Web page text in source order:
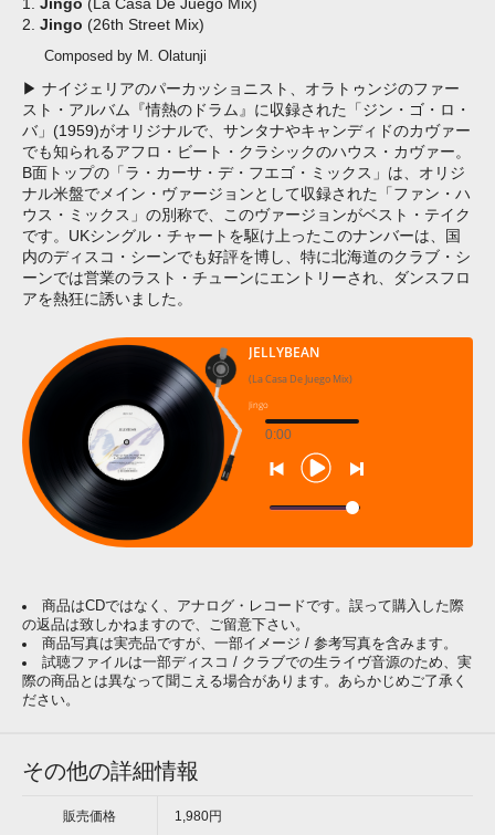
2. Jingo (26th Street Mix)
Composed by M. Olatunji
▶ ナイジェリアのパーカッショニスト、オラトゥンジのファー
スト・アルバム『情熱のドラム』に収録された「ジン・ゴ・ロ・
バ」(1959)がオリジナルで、サンタナやキャンディドのカヴァー
でも知られるアフロ・ビート・クラシックのハウス・カヴァー。
B面トップの「ラ・カーサ・デ・フエゴ・ミックス」は、オリジ
ナル米盤でメイン・ヴァージョンとして収録された「ファン・ハ
ウス・ミックス」の別称で、このヴァージョンがベスト・テイク
です。UKシングル・チャートを駆け上ったこのナンバーは、国
内のディスコ・シーンでも好評を博し、特に北海道のクラブ・シ
ーンでは営業のラスト・チューンにエントリーされ、ダンスフロ
アを熱狂に誘いました。
JELLYBEAN
(La Casa De Juego Mix)
Jingo
0:00
商品はCDではなく、アナログ・レコードです。誤って購入した際
の返品は致しかねますので、ご留意下さい。
商品写真は実売品ですが、一部イメージ / 参考写真を含みます。
試聴ファイルは一部ディスコ / クラブでの生ライヴ音源のため、実
際の商品とは異なって聞こえる場合があります。あらかじめご了承く
ださい。
その他の詳細情報
販売価格 1,980円